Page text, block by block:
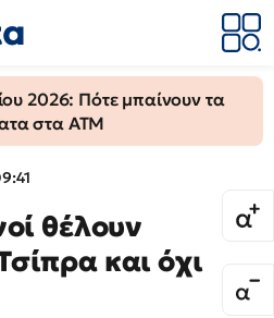
2026: Πότε μπαίνουν τα
στα ΑΤΜ
θέλουν
και όχι